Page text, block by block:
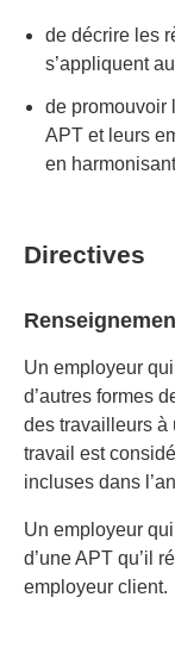
de décrire les
s’appliquent
de promouvoir
APT et leurs
en
Directives
Un employeur
d’autres formes
des travailleurs à
travail est
incluses dans
Un employeur
d’une APT qu’il
employeur client.